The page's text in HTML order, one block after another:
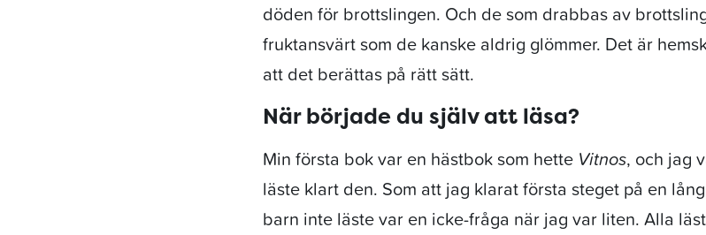
döden för brottslingen. Och de som drabbas av
fruktansvärt som de kanske aldrig glömmer. Det är
att det berättas på rätt sätt.
När började du själv att läsa?
Min första bok var en hästbok som hette Vitnos, och jag
läste klart den. Som att jag klarat första steget på en
barn inte läste var en icke-fråga när jag var liten. Alla